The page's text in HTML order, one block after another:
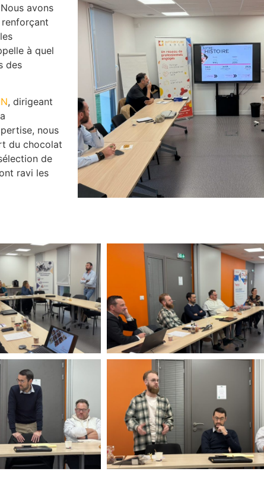
avons
à quel
des
, dirigeant
a
nous
du chocolat
de
ravi les